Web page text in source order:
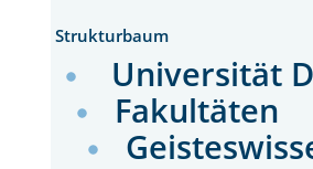
Strukturbaum
Universität
Fakultäten